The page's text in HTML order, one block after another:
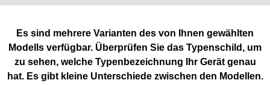
Es sind mehrere Varianten des von Ihnen gewählten
Modells verfügbar. Überprüfen Sie das Typenschild, um
zu sehen, welche Typenbezeichnung Ihr Gerät genau
hat. Es gibt kleine Unterschiede zwischen den Modellen.